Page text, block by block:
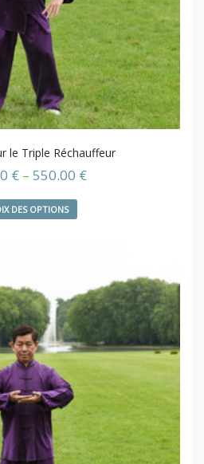
le Triple Réchauffeur
€– 550.00 €
DES OPTIONS